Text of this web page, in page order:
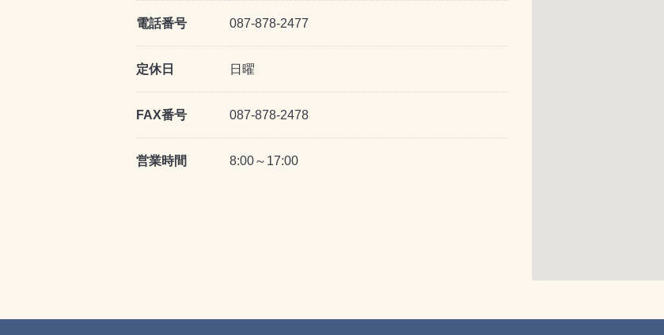
電話番号 087-878-2477
定休日 日曜
FAX番号 087-878-2478
営業時間 8:00～17:00